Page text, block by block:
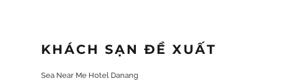
KHÁCH SẠN ĐỀ XUẤT
Sea Near Me Hotel Danang